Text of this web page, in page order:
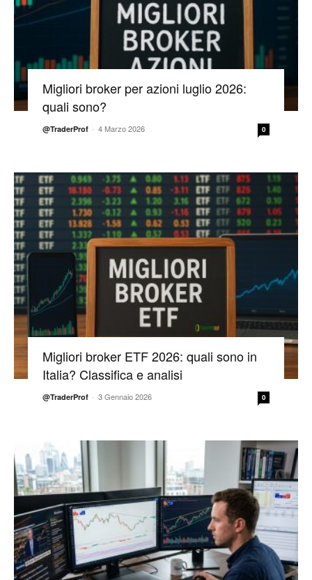
Migliori broker per azioni luglio 2026:
quali sono?
@TraderProf - 4 Marzo 2026 0
Migliori broker ETF 2026: quali sono in
Italia? Classifica e analisi
@TraderProf - 3 Gennaio 2026 0